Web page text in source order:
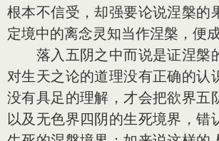
根本不信受，却强要论说涅槃的
定境中的离念灵知当作涅槃，便
落入五阴之中而说是证涅槃
对生天之论的道理没有正确的认
没有具足的理解，才会把欲界五
以及无色界四阴的生死境界，错